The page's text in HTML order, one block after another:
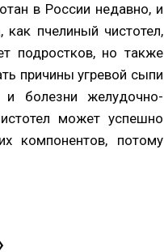
в России недавно, и
пчелиный чистотел,
подростков, но также
причины угревой сыпи
и болезни желудочно-
может успешно
компонентов, потому